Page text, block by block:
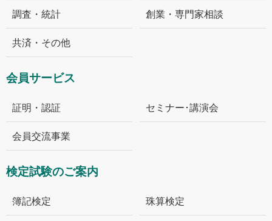
調査・統計 創業・専門家相談
共済・その他
会員サービス
証明・認証 セミナー･講演会
会員交流事業
検定試験のご案内
簿記検定 珠算検定